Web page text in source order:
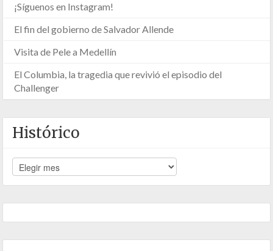
¡Síguenos en Instagram!
El fin del gobierno de Salvador Allende
Visita de Pele a Medellín
El Columbia, la tragedia que revivió el episodio del
Challenger
Histórico